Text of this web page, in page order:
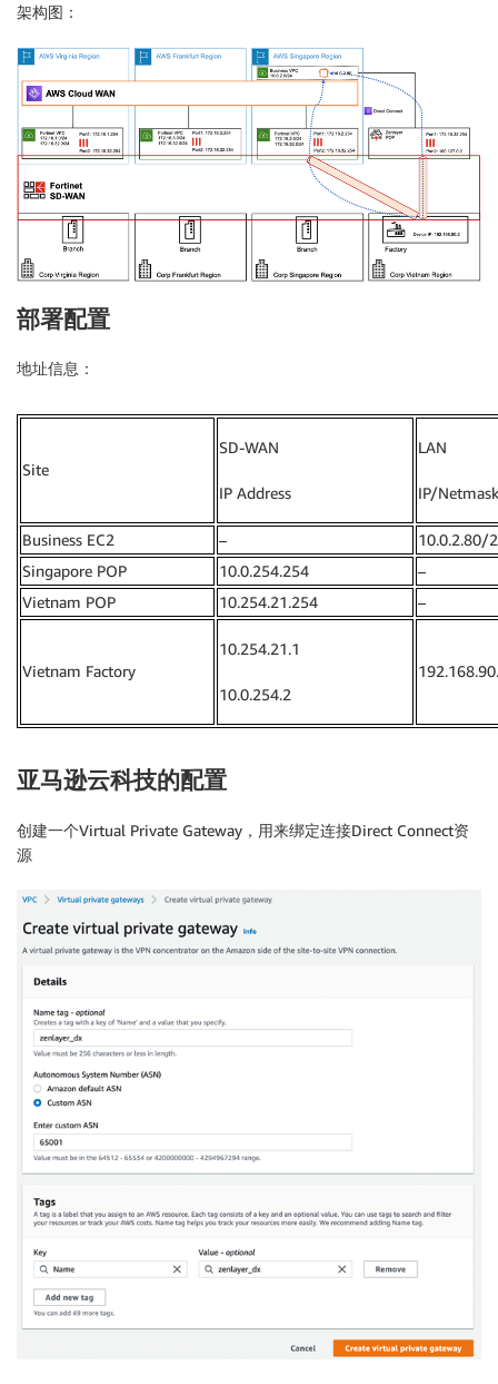
架构图：
部署配置
地址信息：
Site
SD-WAN
IP Address
LAN
IP/Netmask
Business EC2 –
10.0.2.80/
Singapore POP
10.0.254.254
–
Vietnam POP
10.254.21.254 –
Vietnam Factory
10.254.21.1
10.0.254.2
亚马逊云科技的配置
创建一个Virtual Private Gateway，用来绑定连接Direct Connect资
源